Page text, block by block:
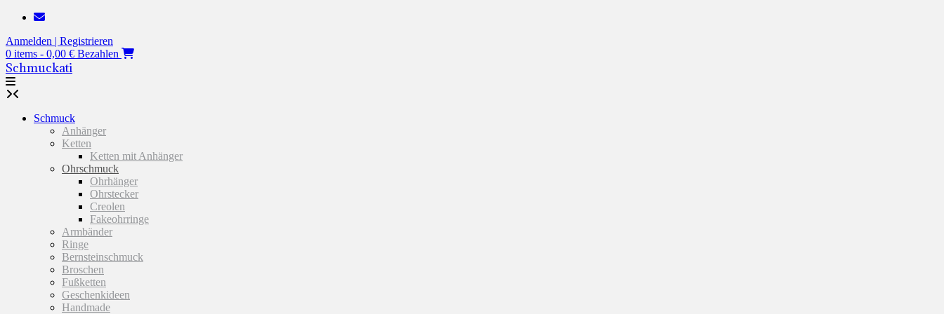
Zum
springen
Anmelden | Registrieren
0 items - 0,00 € Bezahlen
Schmuckati
Schmuck
Anhänger
Ketten
Ketten mit Anhänger
Ohrschmuck
Ohrhänger
Ohrstecker
Creolen
Fakeohrringe
Armbänder
Ringe
Bernsteinschmuck
Broschen
Fußketten
Geschenkideen
Handmade